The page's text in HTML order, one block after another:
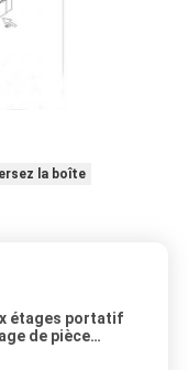
la boîte
étages portatif
de pièce